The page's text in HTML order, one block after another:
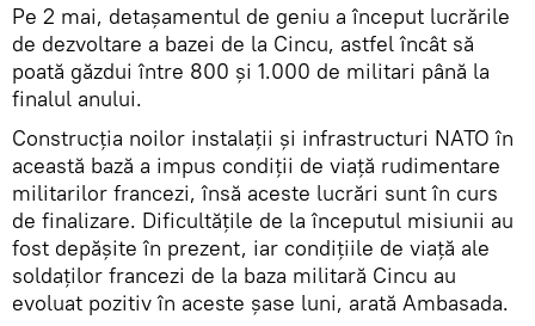
Pe 2 mai, detaşamentul de geniu a început lucrările
de dezvoltare a bazei de la Cincu, astfel încât să
poată găzdui între 800 şi 1.000 de militari până la
finalul anului.
Construcţia noilor instalaţii şi infrastructuri NATO în
această bază a impus condiţii de viaţă rudimentare
militarilor francezi, însă aceste lucrări sunt în curs
de finalizare. Dificultăţile de la începutul misiunii au
fost depăşite în prezent, iar condiţiile de viaţă ale
soldaţilor francezi de la baza militară Cincu au
evoluat pozitiv în aceste şase luni, arată Ambasada.